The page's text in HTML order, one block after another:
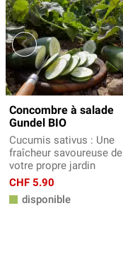
Concombre à salade
Gundel BIO
Cucumis sativus : Une
fraîcheur savoureuse de
votre propre jardin
CHF 5.90
disponible